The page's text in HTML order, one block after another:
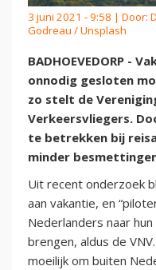
3 juni 2021 - 9:58 | Door:
Godreau / Unsplash
BADHOEVEDORP -
onnodig gesloten
zo stelt de
Verkeersvliegers.
te betrekken bij
minder
Uit recent onderzoek
aan vakantie, en
Nederlanders naar
brengen, aldus de
moeilijk om buiten